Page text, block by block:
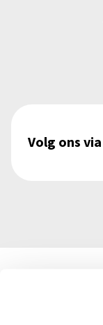
Volg ons via